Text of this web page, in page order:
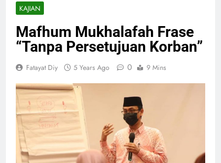
KAJIAN
Mafhum Mukhalafah Frase
“Tanpa Persetujuan Korban”
Fatayat Diy 5 Years Ago 0 9 Mins